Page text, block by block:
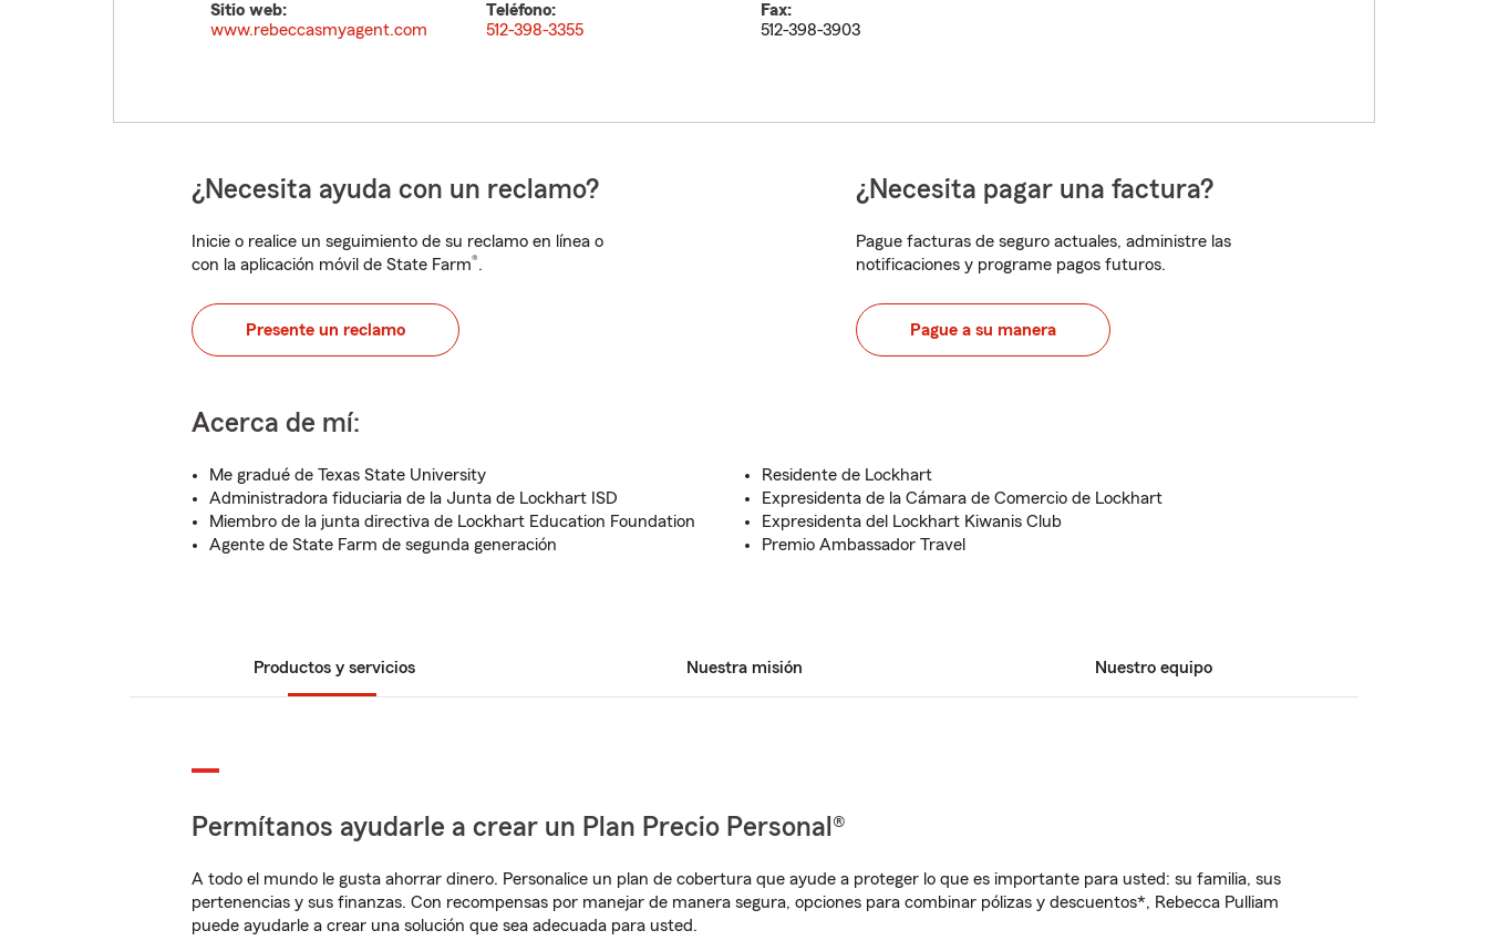
Sitio web:
www.rebeccasmyagent.com
Teléfono:
512-398-3355
Fax:
512-398-3903
¿Necesita ayuda con un reclamo?
Inicie o realice un seguimiento de su reclamo en línea o
con la aplicación móvil de State Farm®.
Presente un reclamo
¿Necesita pagar una factura?
Pague facturas de seguro actuales, administre las
notificaciones y programe pagos futuros.
Pague a su manera
Acerca de mí:
Me gradué de Texas State University
Administradora fiduciaria de la Junta de Lockhart ISD
Miembro de la junta directiva de Lockhart Education Foundation
Agente de State Farm de segunda generación
Residente de Lockhart
Expresidenta de la Cámara de Comercio de Lockhart
Expresidenta del Lockhart Kiwanis Club
Premio Ambassador Travel
Productos y servicios Nuestra misión Nuestro equipo
Permítanos ayudarle a crear un Plan Precio Personal®
A todo el mundo le gusta ahorrar dinero. Personalice un plan de cobertura que ayude a proteger lo que es importante para usted: su familia, sus
pertenencias y sus finanzas. Con recompensas por manejar de manera segura, opciones para combinar pólizas y descuentos*, Rebecca Pulliam
puede ayudarle a crear una solución que sea adecuada para usted.